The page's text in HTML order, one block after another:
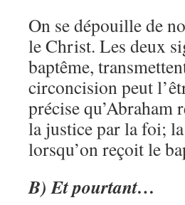
On se dépouille de
le Christ. Les deux
baptême,
circoncision peut
précise qu’Abraham
la justice par la foi;
lorsqu’on reçoit le
B) Et pourtant…